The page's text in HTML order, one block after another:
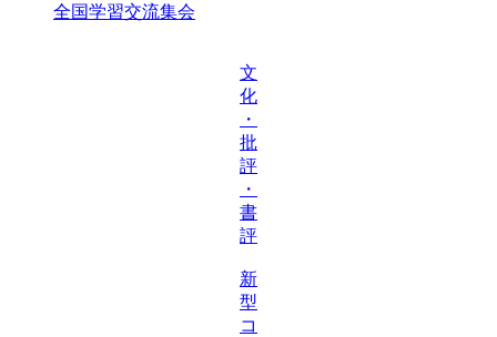
全国学習交流集会
文
化
・
批
評
・
書
評
新
型
コ